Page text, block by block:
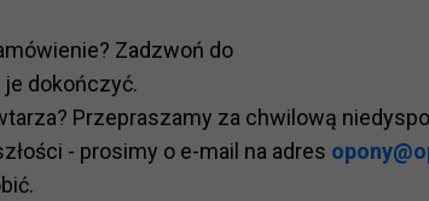
Zadzwoń do
dokończyć.
Przepraszamy za chwilową
- prosimy o e-mail na adres